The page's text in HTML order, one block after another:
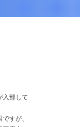
入部して
すが、